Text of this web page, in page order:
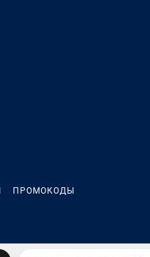
ПРОМОКОДЫ